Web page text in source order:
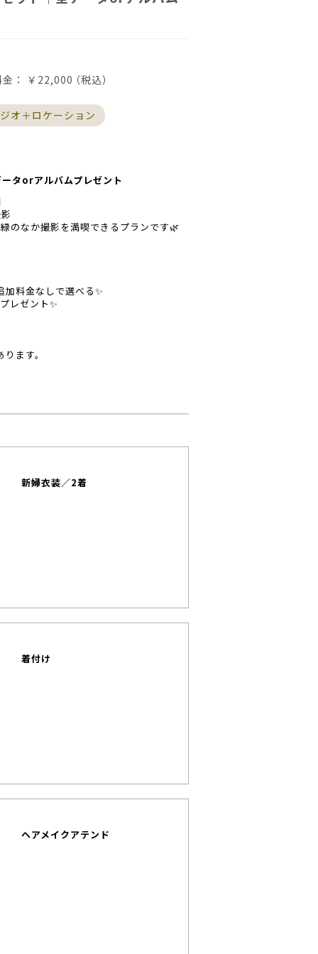
： ￥22,000（税込）
オ＋ロケーション
タorアルバムプレゼント
のなか撮影を満喫できるプランです🌿
料金なしで選べる✨
レゼント✨
ます。
新婦衣装／2着
着付け
ヘアメイクアテンド